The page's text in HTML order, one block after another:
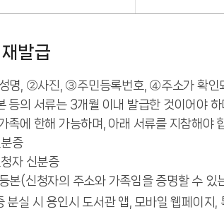
발급
명, ②사진, ③주민등록번호, ④주소가 확인
등의 서류는 3개월 이내 발급한 것이어야 하
족에 한해 가능하며, 아래 서류를 지참해야
증
자 신분증
본(신청자의 주소와 가족임을 증명할 수 있
분실 시 용인시 도서관 앱, 모바일 웹페이지